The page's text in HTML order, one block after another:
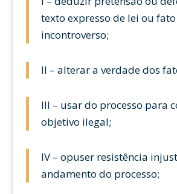
texto expresso de lei ou fato
incontroverso;
II – alterar a verdade dos
III – usar do processo para
objetivo ilegal;
IV – opuser resistência
andamento do processo;